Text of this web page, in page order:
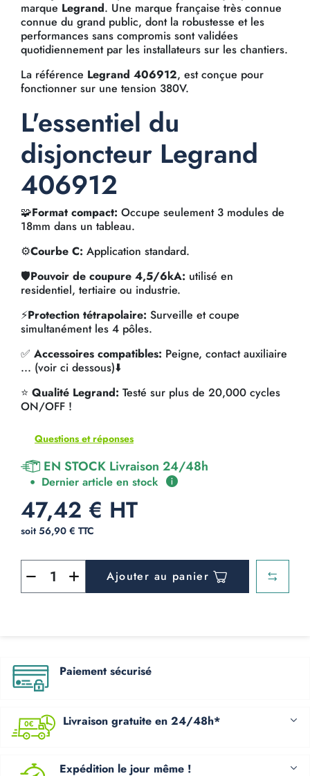
marque Legrand. Une marque française très connue
connue du grand public, dont la robustesse et les
performances sans compromis sont validées
quotidiennement par les installateurs sur les chantiers.
La référence Legrand 406912, est conçue pour
fonctionner sur une tension 380V.
L'essentiel du
disjoncteur Legrand
406912
🧩Format compact: Occupe seulement 3 modules de
18mm dans un tableau.
⚙️Courbe C: Application standard.
🛡️Pouvoir de coupure 4,5/6kA: utilisé en
residentiel, tertiaire ou industrie.
⚡Protection tétrapolaire: Surveille et coupe
simultanément les 4 pôles.
✅ Accessoires compatibles: Peigne, contact auxiliaire
... (voir ci dessous)⬇️
⭐ Qualité Legrand: Testé sur plus de 20,000 cycles
ON/OFF !
Questions et réponses
EN STOCK Livraison 24/48h
Dernier article en stock
47,42 € HT
soit 56,90 € TTC
Ajouter au panier
Paiement sécurisé
Livraison gratuite en 24/48h*
Expédition le jour même !